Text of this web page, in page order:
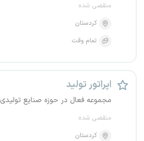
منقضی شده
کردستان
تمام وقت
اپراتور تولید
مجموعه فعال در حوزه صنایع تولیدی
منقضی شده
کردستان